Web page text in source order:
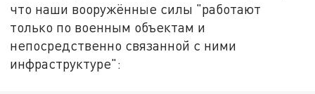
что наши вооружённые силы "работают
только по военным объектам и
непосредственно связанной с ними
инфраструктуре":